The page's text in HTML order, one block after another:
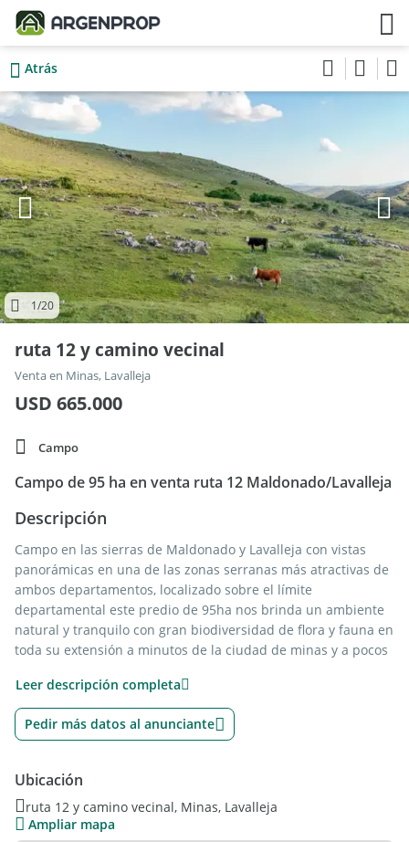
Atrás
1/20
ruta 12 y camino vecinal
Venta en Minas, Lavalleja
USD 665.000
Campo
Campo de 95 ha en venta ruta 12 Maldonado/Lavalleja
Descripción
Campo en las sierras de Maldonado y Lavalleja con vistas
panorámicas en una de las zonas serranas más atractivas de
ambos departamentos, localizado sobre el límite
departamental este predio de 95ha nos brinda un ambiente
natural y tranquilo con gran biodiversidad de flora y fauna en
toda su extensión a minutos de la ciudad de minas y a pocos
agroturísticos o el desarrollo de proyectos. Cuenta con
cañadas naturales y diversas vertientes en toda su extensión.
Leer descripción completa
Pedir más datos al anunciante
Ubicación
ruta 12 y camino vecinal, Minas, Lavalleja
Ampliar mapa